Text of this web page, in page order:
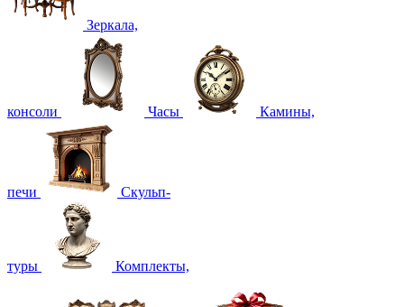
Зеркала,
консоли Часы Камины,
печи Скульп-
туры Комплекты,